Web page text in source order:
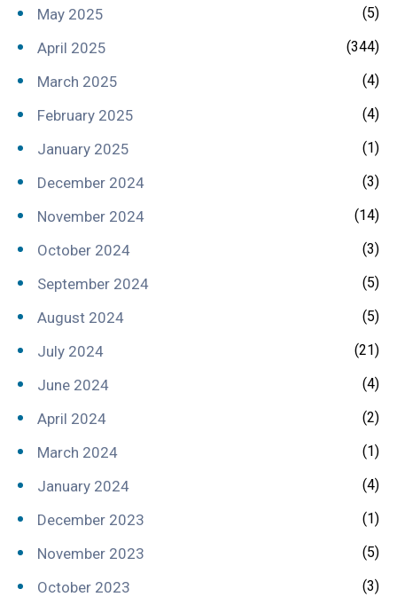
May 2025 (5)
April 2025 (344)
March 2025 (4)
February 2025 (4)
January 2025 (1)
December 2024 (3)
November 2024 (14)
October 2024 (3)
September 2024 (5)
August 2024 (5)
July 2024 (21)
June 2024 (4)
April 2024 (2)
March 2024 (1)
January 2024 (4)
December 2023 (1)
November 2023 (5)
October 2023 (3)